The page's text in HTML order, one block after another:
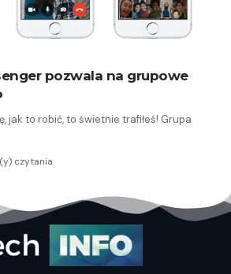
pozwala na grupowe
jak to robić, to świetnie trafiłeś! Grupa
czytania